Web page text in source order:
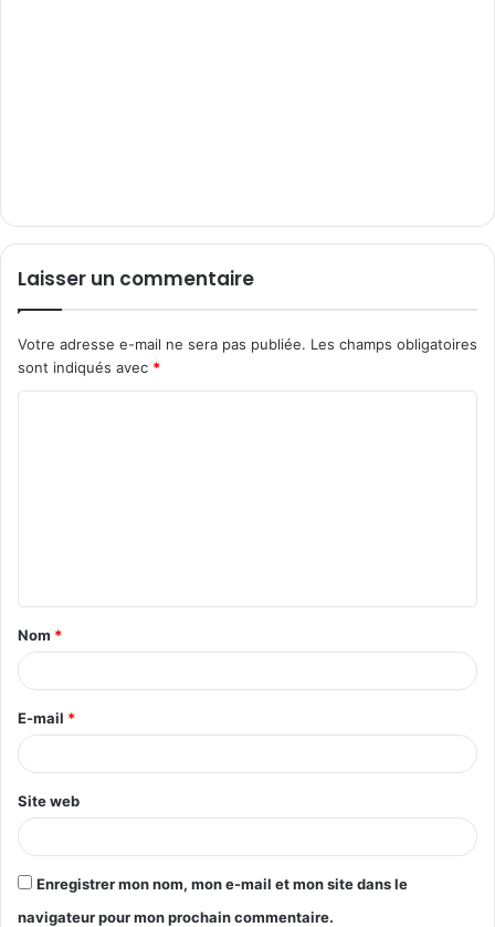
Laisser un commentaire
Votre adresse e-mail ne sera pas publiée. Les champs obligatoires
sont indiqués avec *
t
a
e
*
Nom *
E-mail *
Site web
Enregistrer mon nom, mon e-mail et mon site dans le
navigateur pour mon prochain commentaire.